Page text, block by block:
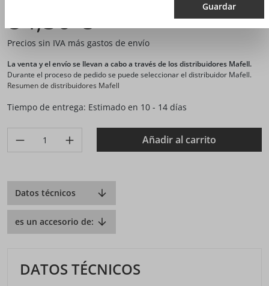
84,50 €*
Precios sin IVA más gastos de envío
La venta y el envío se llevan a cabo a través de los distribuidores Mafell.
Durante el proceso de pedido se puede seleccionar el distribuidor Mafell.
Resumen de distribuidores Mafell
Tiempo de entrega: Estimado en 10 - 14 días
Produkt Anzahl: Gib den gewünschten Wert ein oder
Añadir al carrito
Datos técnicos
es un accesorio de:
DATOS TÉCNICOS
Guardar